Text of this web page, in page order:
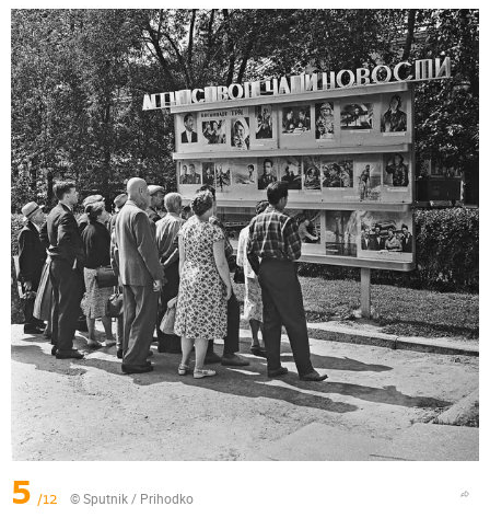
5 /12 © Sputnik / Prihodko